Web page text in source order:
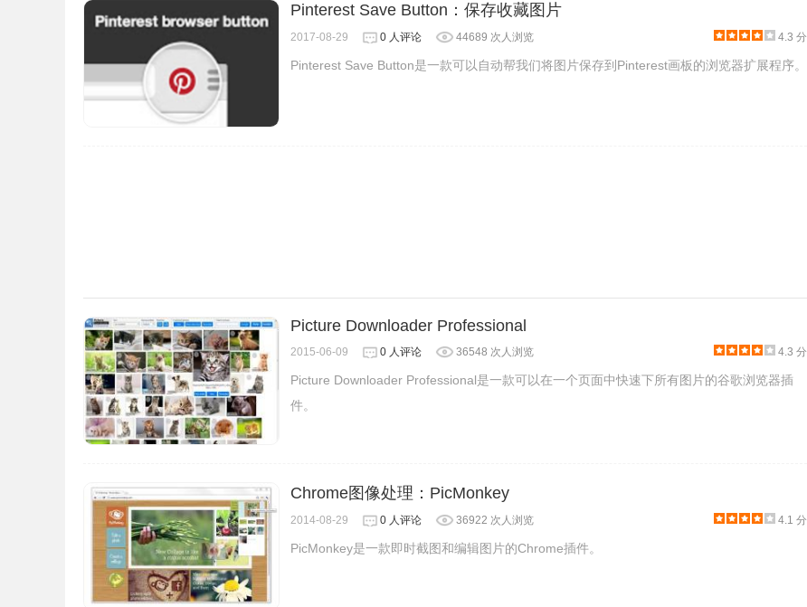
Pinterest Save Button：保存收藏图片
2017-08-29 0 人评论 44689 次人浏览 4.3 分
Pinterest Save Button是一款可以自动帮我们将图片保存到Pinterest画板的浏览器扩展程序。
Picture Downloader Professional
2015-06-09 0 人评论 36548 次人浏览 4.3 分
Picture Downloader Professional是一款可以在一个页面中快速下所有图片的谷歌浏览器插
件。
Chrome图像处理：PicMonkey
2014-08-29 0 人评论 36922 次人浏览 4.1 分
PicMonkey是一款即时截图和编辑图片的Chrome插件。